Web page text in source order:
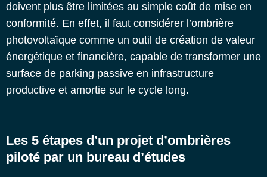
doivent plus être limitées au simple coût de mise en
conformité. En effet, il faut considérer l’ombrière
photovoltaïque comme un outil de création de valeur
énergétique et financière, capable de transformer une
surface de parking passive en infrastructure
productive et amortie sur le cycle long.
Les 5 étapes d’un projet d’ombrières
piloté par un bureau d’études